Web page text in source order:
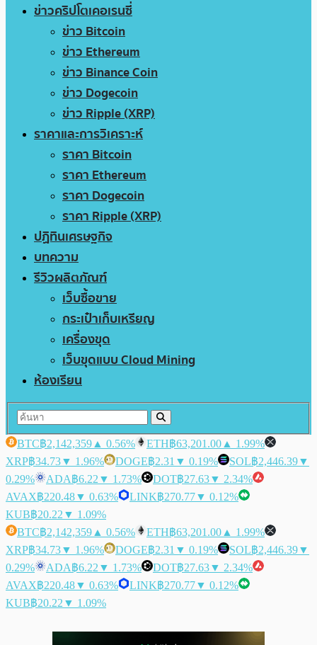
ข่าวคริปโตเคอเรนซี่
ข่าว Bitcoin
ข่าว Ethereum
ข่าว Binance Coin
ข่าว Dogecoin
ข่าว Ripple (XRP)
ราคาและการวิเคราะห์
ราคา Bitcoin
ราคา Ethereum
ราคา Dogecoin
ราคา Ripple (XRP)
ปฏิทินเศรษฐกิจ
บทความ
รีวิวผลิตภัณฑ์
เว็บซื้อขาย
กระเป๋าเก็บเหรียญ
เครื่องขุด
เว็บขุดแบบ Cloud Mining
ห้องเรียน
BTC฿2,142,359 ▲ 0.56% ETH฿63,201.00 ▲ 1.99%
XRP฿34.73▼ 1.96% DOGE฿2.31 ▼ 0.19% SOL฿2,446.39▼
0.29%
ADA฿6.22 ▼ 1.73% DOT฿27.63▼ 2.34%
AVAX฿220.48▼ 0.63% LINK฿270.77▼ 0.12%
KUB฿20.22 ▼ 1.09%
BTC฿2,142,359 ▲ 0.56% ETH฿63,201.00 ▲ 1.99%
XRP฿34.73▼ 1.96% DOGE฿2.31 ▼ 0.19% SOL฿2,446.39▼
0.29%
ADA฿6.22 ▼ 1.73% DOT฿27.63▼ 2.34%
AVAX฿220.48▼ 0.63% LINK฿270.77▼ 0.12%
KUB฿20.22 ▼ 1.09%